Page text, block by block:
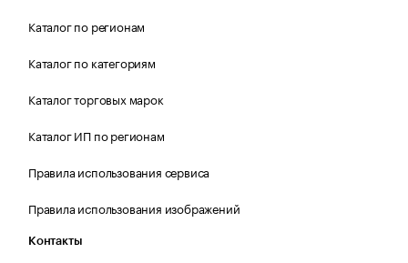
Каталог по регионам
Каталог по категориям
Каталог торговых марок
Каталог ИП по регионам
Правила использования сервиса
Правила использования изображений
Контакты